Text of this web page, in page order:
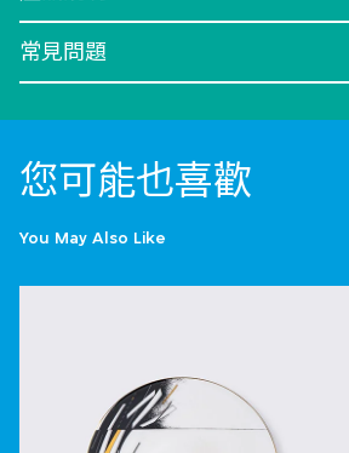
常見問題
您可能也喜歡
You May Also Like